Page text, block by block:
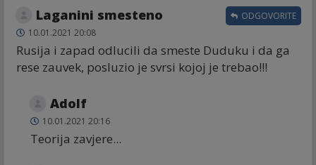
Laganini smesteno
10.01.2021 20:08
Rusija i zapad odlucili da smeste Duduku i da ga
rese zauvek, posluzio je svrsi kojoj je trebao!!!
ODGOVORITE
Adolf
10.01.2021 20:16
Teorija zavjere...